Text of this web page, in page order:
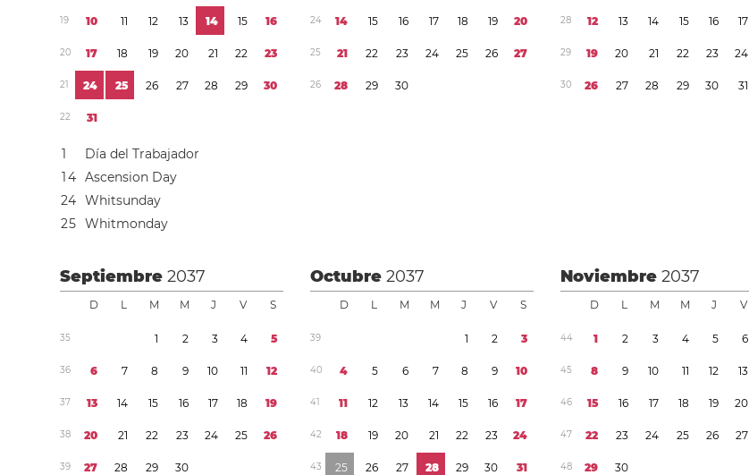
19 10 11 12 13 14 15 16
20 17 18 19 20 21 22 23
21 24 25 26 27 28 29 30
22 31
1
Día del Trabajador
14 Ascension Day
24 Whitsunday
25 Whitmonday
24 14 15 16 17 18 19 20
25 21 22 23 24 25 26 27
26 28 29 30
28 12 13 14 15 16 17
29 19 20 21 22 23 24
30 26 27 28 29 30 31
Septiembre2037
D L M M J V S
35 1 2 3 4 5
36 6 7 8 9 10 11 12
37 13 14 15 16 17 18 19
38 20 21 22 23 24 25 26
39 27 28 29 30
Octubre2037
D L M M J V S
39 1 2 3
40 4 5 6 7 8 9 10
41 11 12 13 14 15 16 17
42 18 19 20 21 22 23 24
43 25 26 27 28 29 30 31
Noviembre2037
D L M M J V
44 1 2 3 4 5 6
45 8 9 10 11 12 13
46 15 16 17 18 19 20
47 22 23 24 25 26 27
48 29 30